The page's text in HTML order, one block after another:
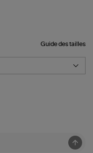
Guide des tailles